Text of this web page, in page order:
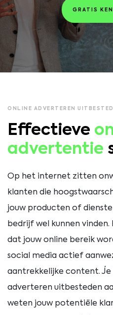
GRATIS
ONLINE ADVERTEREN
Effectieve
advertentie
Op het internet zitten
klanten die
jouw producten of
bedrijf wel kunnen
dat jouw online bereik
social media actief
aantrekkelijke content.
adverteren uitbesteden
weten jouw potentiële